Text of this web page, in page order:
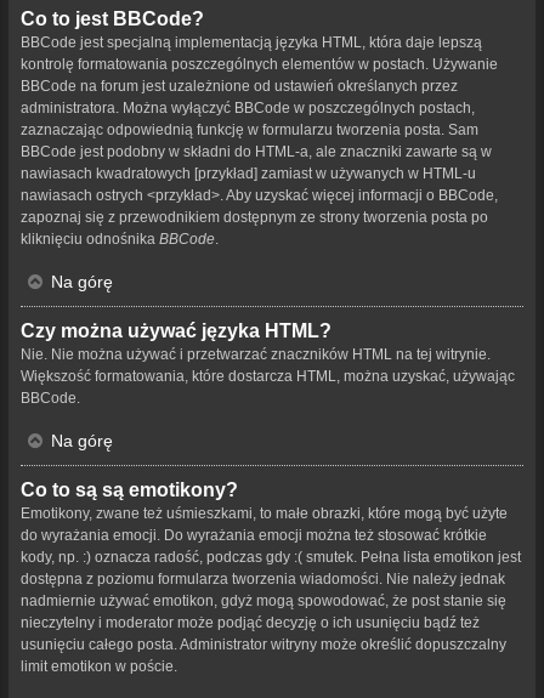
Co to jest BBCode?
BBCode jest specjalną implementacją języka HTML, która daje lepszą
kontrolę formatowania poszczególnych elementów w postach. Używanie
BBCode na forum jest uzależnione od ustawień określanych przez
administratora. Można wyłączyć BBCode w poszczególnych postach,
zaznaczając odpowiednią funkcję w formularzu tworzenia posta. Sam
BBCode jest podobny w składni do HTML-a, ale znaczniki zawarte są w
nawiasach kwadratowych [przykład] zamiast w używanych w HTML-u
nawiasach ostrych <przykład>. Aby uzyskać więcej informacji o BBCode,
zapoznaj się z przewodnikiem dostępnym ze strony tworzenia posta po
kliknięciu odnośnika BBCode.
Na górę
Czy można używać języka HTML?
Nie. Nie można używać i przetwarzać znaczników HTML na tej witrynie.
Większość formatowania, które dostarcza HTML, można uzyskać, używając
BBCode.
Na górę
Co to są są emotikony?
Emotikony, zwane też uśmieszkami, to małe obrazki, które mogą być użyte
do wyrażania emocji. Do wyrażania emocji można też stosować krótkie
kody, np. :) oznacza radość, podczas gdy :( smutek. Pełna lista emotikon jest
dostępna z poziomu formularza tworzenia wiadomości. Nie należy jednak
nadmiernie używać emotikon, gdyż mogą spowodować, że post stanie się
nieczytelny i moderator może podjąć decyzję o ich usunięciu bądź też
usunięciu całego posta. Administrator witryny może określić dopuszczalny
limit emotikon w poście.